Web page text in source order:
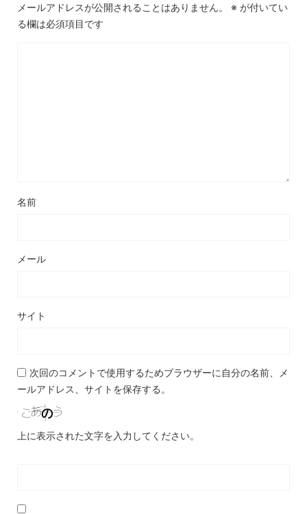
メールアドレスが公開されることはありません。 ※ が付いてい
る欄は必須項目です
名前
メール
サイト
次回のコメントで使用するためブラウザーに自分の名前、メ
ールアドレス、サイトを保存する。
上に表示された文字を入力してください。